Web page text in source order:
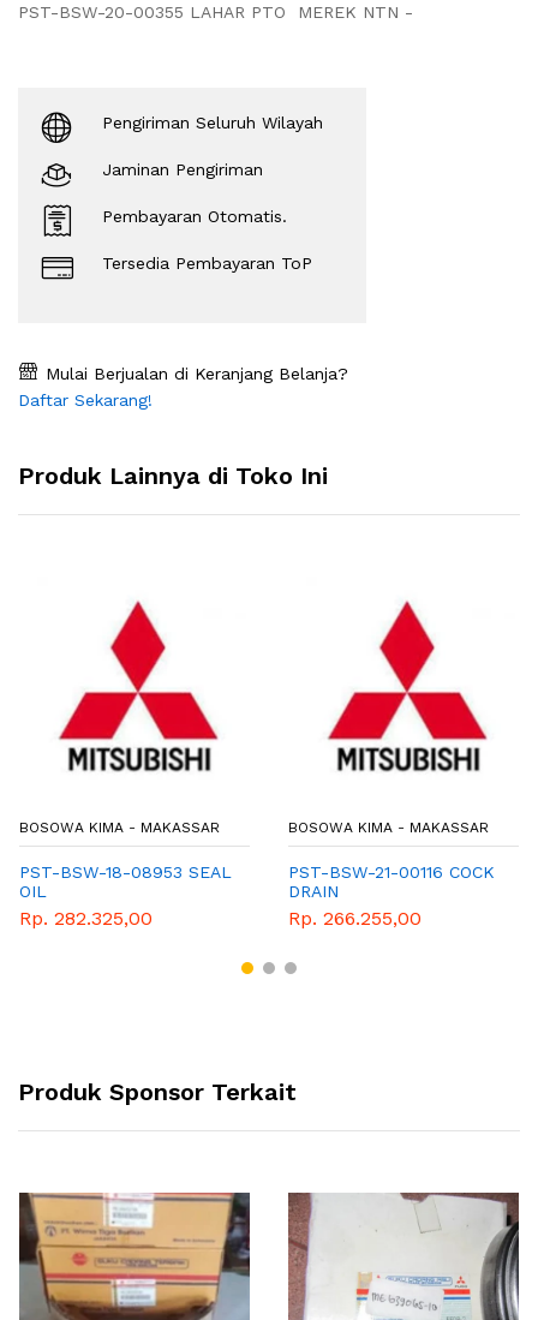
PST-BSW-20-00355 LAHAR PTO MEREK NTN -
Pengiriman Seluruh Wilayah
Jaminan Pengiriman
Pembayaran Otomatis.
Tersedia Pembayaran ToP
Mulai Berjualan di Keranjang Belanja?
Daftar Sekarang!
Produk Lainnya di Toko Ini
BOSOWA KIMA - MAKASSAR
PST-BSW-18-08953 SEAL
OIL
Rp. 282.325,00
BOSOWA KIMA - MAKASSAR
PST-BSW-21-00116 COCK
DRAIN
Rp. 266.255,00
Produk Sponsor Terkait